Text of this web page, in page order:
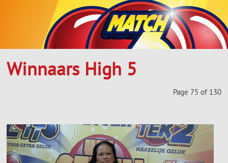
Winnaars High 5
Page 75 of 130